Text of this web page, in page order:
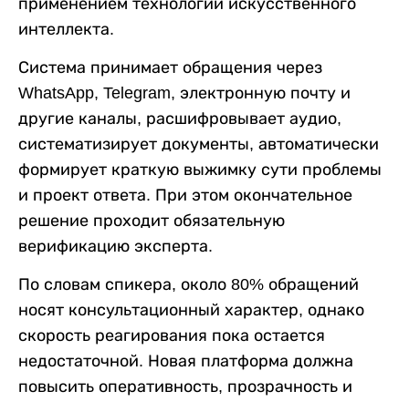
применением технологий искусственного
интеллекта.
Система принимает обращения через
WhatsApp, Telegram, электронную почту и
другие каналы, расшифровывает аудио,
систематизирует документы, автоматически
формирует краткую выжимку сути проблемы
и проект ответа. При этом окончательное
решение проходит обязательную
верификацию эксперта.
По словам спикера, около 80% обращений
носят консультационный характер, однако
скорость реагирования пока остается
недостаточной. Новая платформа должна
повысить оперативность, прозрачность и